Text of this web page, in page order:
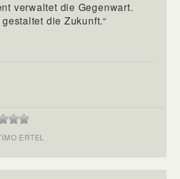
verwaltet die Gegenwart.
die Zukunft.“
ERTEL